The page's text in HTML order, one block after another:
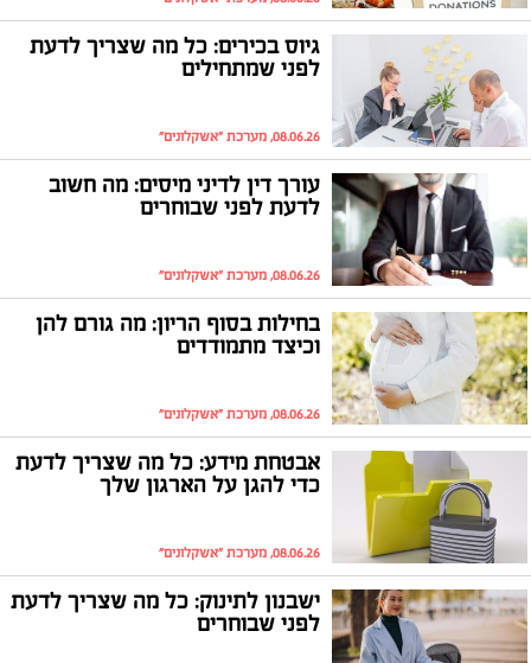
גיוס בכירים: כל מה שצריך לדעת
לפני שמתחילים
08.06.26, מערכת "אשקלונים"
עורך דין לדיני מיסים: מה חשוב
לדעת לפני שבוחרים
08.06.26, מערכת "אשקלונים"
בחילות בסוף הריון: מה גורם להן
וכיצד מתמודדים
08.06.26, מערכת "אשקלונים"
אבטחת מידע: כל מה שצריך לדעת
כדי להגן על הארגון שלך
08.06.26, מערכת "אשקלונים"
ישבנון לתינוק: כל מה שצריך לדעת
לפני שבוחרים